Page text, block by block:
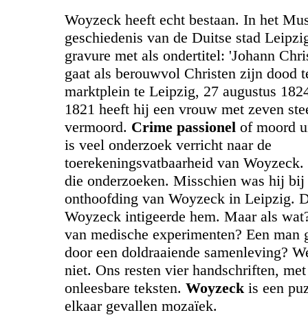
Woyzeck heeft echt bestaan. In het
geschiedenis van de Duitse stad
gravure met als ondertitel: 'Johann
gaat als berouwvol Christen zijn dood
marktplein te Leipzig, 27 augustus
1821 heeft hij een vrouw met zeven
vermoord. Crime passionel of moord
is veel onderzoek verricht naar de
toerekeningsvatbaarheid van
die onderzoeken. Misschien was hij
onthoofding van Woyzeck in Leipzig.
Woyzeck intigeerde hem. Maar als
van medische experimenten? Een man
door een doldraaiende samenleving?
niet. Ons resten vier handschriften,
onleesbare teksten. Woyzeckis een
elkaar gevallen mozaïek.